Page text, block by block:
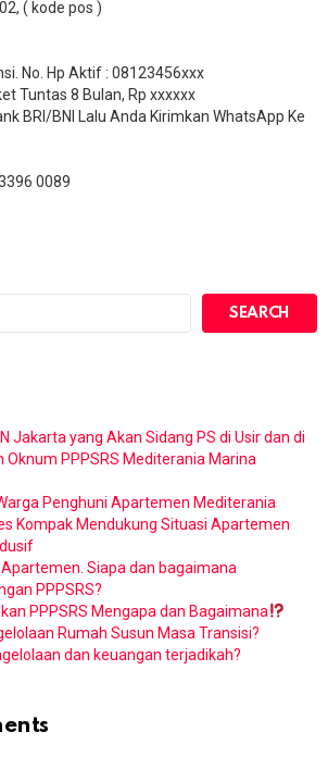
( kode pos )
No. Hp Aktif : 08123456xxx
Tuntas 8 Bulan, Rp xxxxxx
BRI/BNI Lalu Anda Kirimkan WhatsApp Ke
0089
SEARCH
Jakarta yang Akan Sidang PS di Usir dan di
Oknum PPPSRS Mediterania Marina
Penghuni Apartemen Mediterania
Kompak Mendukung Situasi Apartemen
Siapa dan bagaimana
PPPSRS?
PPPSRS Mengapa dan Bagaimana
Rumah Susun Masa Transisi?
dan keuangan terjadikah?